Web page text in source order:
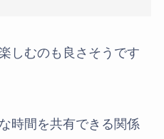
しむのも良さそうです
時間を共有できる関係